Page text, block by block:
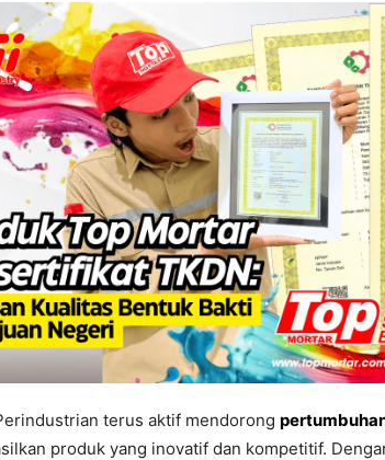
terus aktif mendorong
produk yang inovatif dan kompetitif.